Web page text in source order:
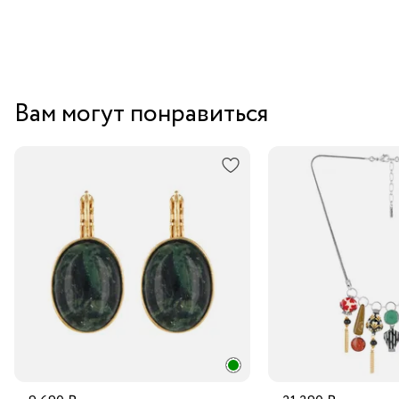
Вам могут понравиться